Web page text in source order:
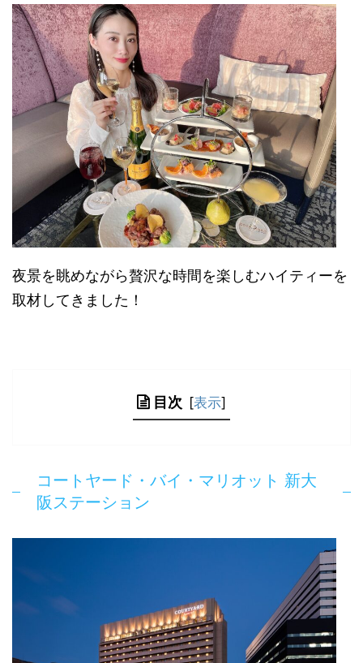
夜景を眺めながら贅沢な時間を楽しむハイティーを
取材してきました！
目次 [表示]
コートヤード・バイ・マリオット 新大
阪ステーション